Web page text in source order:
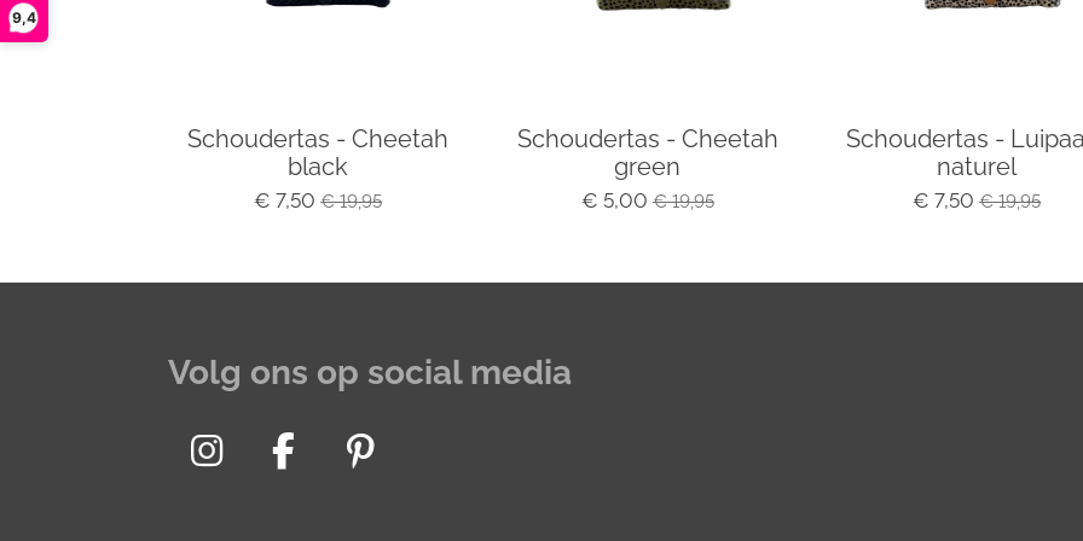
9,4
Schoudertas - Cheetah
black
€ 7,50 € 19,95
Schoudertas - Cheetah
green
€ 5,00 € 19,95
Schoudertas -
naturel
€ 7,50 € 19,95
Volg ons op social media
I
F
P